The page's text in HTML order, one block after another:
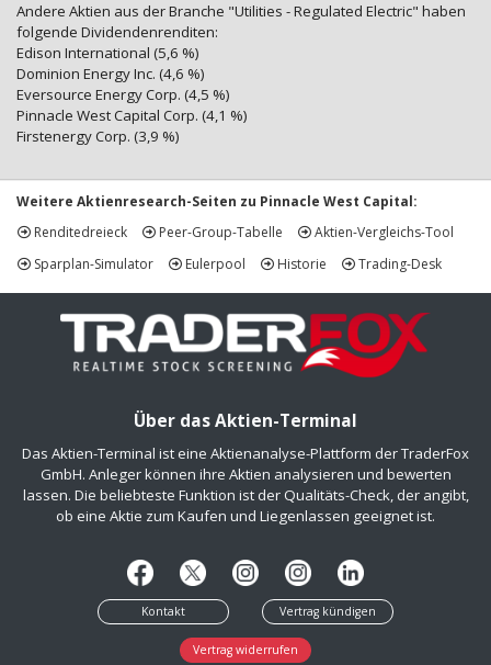
Andere Aktien aus der Branche "Utilities - Regulated Electric" haben
folgende Dividendenrenditen:
Edison International (5,6 %)
Dominion Energy Inc. (4,6 %)
Eversource Energy Corp. (4,5 %)
Pinnacle West Capital Corp. (4,1 %)
Firstenergy Corp. (3,9 %)
Weitere Aktienresearch-Seiten zu Pinnacle West Capital:
Renditedreieck
Peer-Group-Tabelle
Aktien-Vergleichs-Tool
Sparplan-Simulator
Eulerpool Historie Trading-Desk
Über das Aktien-Terminal
Das Aktien-Terminal ist eine Aktienanalyse-Plattform der TraderFox
GmbH. Anleger können ihre Aktien analysieren und bewerten
lassen. Die beliebteste Funktion ist der Qualitäts-Check, der angibt,
ob eine Aktie zum Kaufen und Liegenlassen geeignet ist.
Kontakt Vertrag kündigen
Vertrag widerrufen